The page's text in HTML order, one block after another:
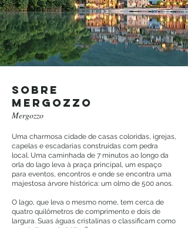
sobre
mergozzo
Mergozzo
Uma charmosa cidade de casas coloridas, igrejas,
capelas e escadarias construídas com pedra
local. Uma caminhada de 7 minutos ao longo da
orla do lago leva à praça principal, um espaço
para eventos, encontros e onde se encontra uma
majestosa árvore histórica: um olmo de 500 anos.
O lago, que leva o mesmo nome, tem cerca de
quatro quilômetros de comprimento e dois de
largura. Suas águas cristalinas o classificam como